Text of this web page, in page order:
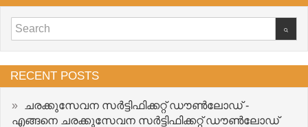
RECENT POSTS
ചരക്കുസേവന സർട്ടിഫിക്കറ്റ് ഡൗൺലോഡ് -
എങ്ങനെ ചരക്കുസേവന സർട്ടിഫിക്കറ്റ് ഡൗൺലോഡ്